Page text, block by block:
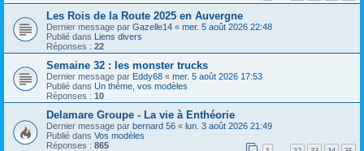
Les Rois de la Route 2025 en Auvergne
Dernier message par Gazelle14 « mer. 5 août 2026 22:48
Publié dans Liens divers
Réponses : 22
Semaine 32 : les monster trucks
Dernier message par Eddy68 « mer. 5 août 2026 17:53
Publié dans Un thème, vos modèles
Réponses : 10
Delamare Groupe - La vie à Enthéorie
Dernier message par bernard 56 « lun. 3 août 2026 21:49
Publié dans Vos modèles
Réponses : 865